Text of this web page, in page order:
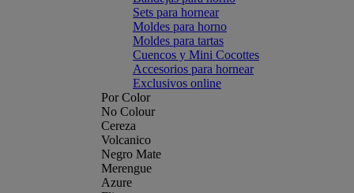
Sets para hornear
Moldes para horno
Moldes para tartas
Cuencos y Mini Cocottes
Accesorios para hornear
Exclusivos online
Por Color
No Colour
Cereza
Volcanico
Negro Mate
Merengue
Azure